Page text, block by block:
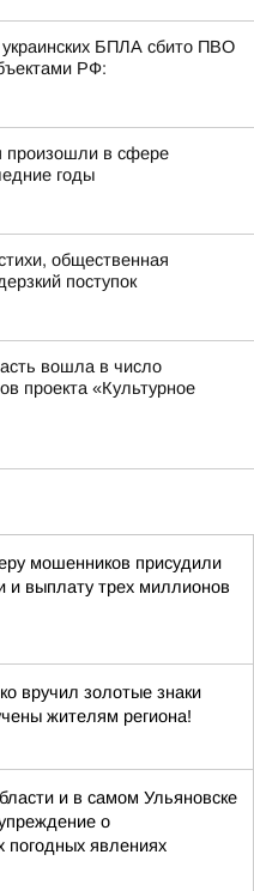
БПЛА сбито ПВО
РФ:
произошли в сфере
годы
общественная
поступок
вошла в число
проекта «Культурное
мошенников присудили
и выплату трех миллионов
вручил золотые знаки
жителям региона!
и в самом Ульяновске
о
погодных явлениях